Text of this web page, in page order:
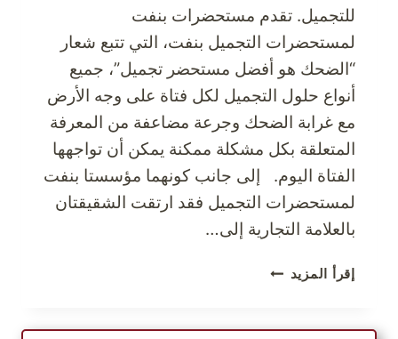
للتجميل. تقدم مستحضرات بنفت
لمستحضرات التجميل بنفت، التي تتبع شعار
“الضحك هو أفضل مستحضر تجميل”، جميع
أنواع حلول التجميل لكل فتاة على وجه الأرض
مع غرابة الضحك وجرعة مضاعفة من المعرفة
المتعلقة بكل مشكلة ممكنة يمكن أن تواجهها
الفتاة اليوم. إلى جانب كونهما مؤسستا بنفت
لمستحضرات التجميل فقد ارتقت الشقيقتان
بالعلامة التجارية إلى…
إقرأ المزيد زوري
التجميل